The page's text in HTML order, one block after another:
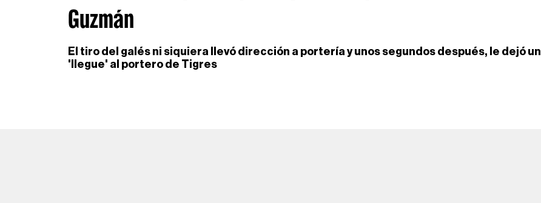
Guzmán
El tiro del galés ni siquiera llevó dirección a portería y unos segundos después, le dejó un
'llegue' al portero de Tigres